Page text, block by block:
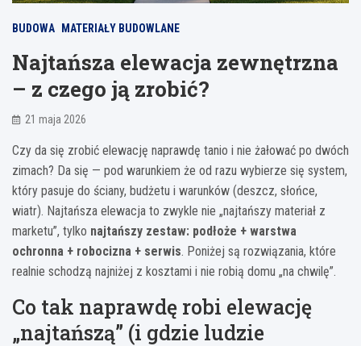
BUDOWA MATERIAŁY BUDOWLANE
Najtańsza elewacja zewnętrzna
– z czego ją zrobić?
21 maja 2026
Czy da się zrobić elewację naprawdę tanio i nie żałować po dwóch
zimach? Da się — pod warunkiem że od razu wybierze się system,
który pasuje do ściany, budżetu i warunków (deszcz, słońce,
wiatr). Najtańsza elewacja to zwykle nie „najtańszy materiał z
marketu”, tylko najtańszy zestaw: podłoże + warstwa
ochronna + robocizna + serwis. Poniżej są rozwiązania, które
realnie schodzą najniżej z kosztami i nie robią domu „na chwilę”.
Co tak naprawdę robi elewację
„najtańszą” (i gdzie ludzie